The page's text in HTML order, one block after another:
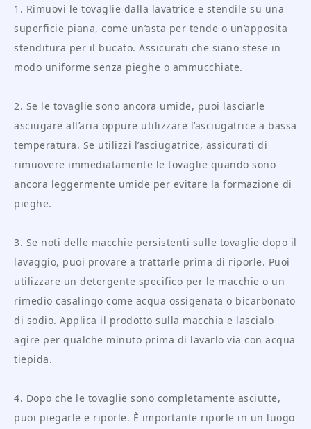
1. Rimuovi le tovaglie dalla lavatrice e stendile su una
superficie piana, come un’asta per tende o un’apposita
stenditura per il bucato. Assicurati che siano stese in
modo uniforme senza pieghe o ammucchiate.
2. Se le tovaglie sono ancora umide, puoi lasciarle
asciugare all’aria oppure utilizzare l’asciugatrice a bassa
temperatura. Se utilizzi l’asciugatrice, assicurati di
rimuovere immediatamente le tovaglie quando sono
ancora leggermente umide per evitare la formazione di
pieghe.
3. Se noti delle macchie persistenti sulle tovaglie dopo il
lavaggio, puoi provare a trattarle prima di riporle. Puoi
utilizzare un detergente specifico per le macchie o un
rimedio casalingo come acqua ossigenata o bicarbonato
di sodio. Applica il prodotto sulla macchia e lascialo
agire per qualche minuto prima di lavarlo via con acqua
tiepida.
4. Dopo che le tovaglie sono completamente asciutte,
puoi piegarle e riporle. È importante riporle in un luogo